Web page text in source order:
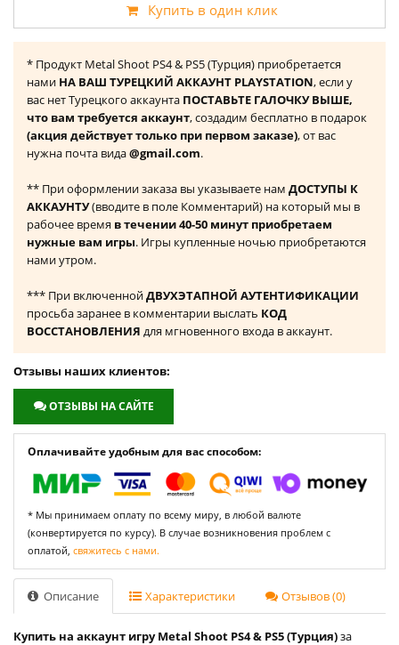
Купить в один клик
* Продукт Metal Shoot PS4 & PS5 (Турция) приобретается
нами НА ВАШ ТУРЕЦКИЙ АККАУНТ PLAYSTATION, если у
вас нет Турецкого аккаунта ПОСТАВЬТЕ ГАЛОЧКУ ВЫШЕ,
что вам требуется аккаунт, создадим бесплатно в подарок
(акция действует только при первом заказе), от вас
нужна почта вида@gmail.com.
** При оформлении заказа вы указываете нам ДОСТУПЫ К
АККАУНТУ(вводите в поле Комментарий) на который мы в
рабочее время в течении 40-50 минут приобретаем
нужные вам игры. Игры купленные ночью приобретаются
нами утром.
*** При включеннойДВУХЭТАПНОЙ АУТЕНТИФИКАЦИИ
просьба заранее в комментарии выслать КОД
ВОССТАНОВЛЕНИЯ для мгновенного входа в аккаунт.
Отзывы наших клиентов:
ОТЗЫВЫ НА САЙТЕ
Оплачивайте удобным для вас способом:
* Мы принимаем оплату по всему миру, в любой валюте
(конвертируется по курсу). В случае возникновения проблем с
оплатой, свяжитесь с нами.
Описание Характеристики Отзывов (0)
Купить на аккаунт игру Metal Shoot PS4 & PS5 (Турция)за